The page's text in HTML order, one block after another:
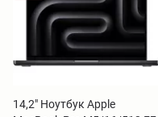
14,2" Ноутбук Apple